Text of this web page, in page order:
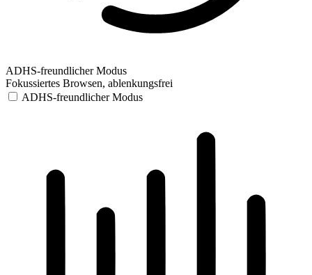
ADHS-freundlicher Modus
Fokussiertes Browsen, ablenkungsfrei
ADHS-freundlicher Modus